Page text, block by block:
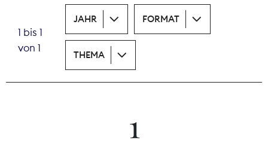
Recht
Tarifpolitik
Theodor-Wolff-Preis
1 bis 1
von 1
JAHR FORMAT
THEMA
1